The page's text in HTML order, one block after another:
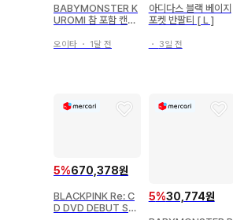
BABYMONSTER K
UROMI 참 포함 캔뱃
오이타 ・ 1달 전
아디다스 블랙 베이지
포켓 반팔티 [ L ]
・ 3일 전
5%670,378원
BLACKPINK Re: C
D DVD DEBUT SH
5%30,774원